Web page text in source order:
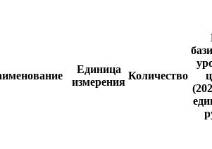
Единица
измерения
Количество